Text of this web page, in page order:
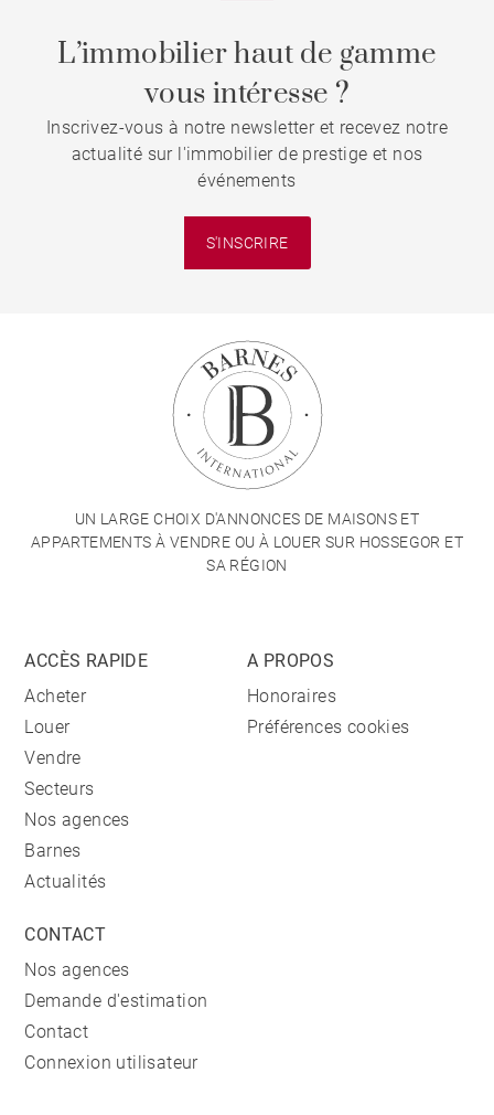
L’immobilier haut de gamme
vous intéresse ?
Inscrivez-vous à notre newsletter et recevez notre
actualité sur l'immobilier de prestige et nos
événements
S'INSCRIRE
UN LARGE CHOIX D'ANNONCES DE MAISONS ET
APPARTEMENTS À VENDRE OU À LOUER SUR HOSSEGOR ET
SA RÉGION
ACCÈS RAPIDE
Acheter
Louer
Vendre
Secteurs
Nos agences
Barnes
Actualités
A PROPOS
Honoraires
Préférences cookies
CONTACT
Nos agences
Demande d'estimation
Contact
Connexion utilisateur